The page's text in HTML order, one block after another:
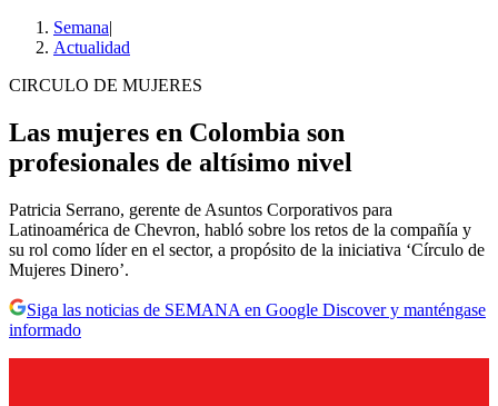
Semana|
Actualidad
CIRCULO DE MUJERES
Las mujeres en Colombia son
profesionales de altísimo nivel
Patricia Serrano, gerente de Asuntos Corporativos para
Latinoamérica de Chevron, habló sobre los retos de la compañía y
su rol como líder en el sector, a propósito de la iniciativa ‘Círculo de
Mujeres Dinero’.
Siga las noticias de SEMANA en Google Discover y manténgase
informado